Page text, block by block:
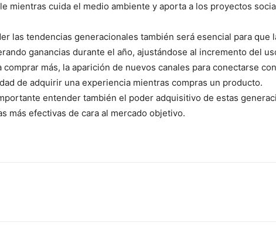
mientras cuida el medio ambiente y aporta a los proyectos
las tendencias generacionales también será esencial para que
ganancias durante el año, ajustándose al incremento del
más, la aparición de nuevos canales para conectarse
de adquirir una experiencia mientras compras un producto.
entender también el poder adquisitivo de estas
más efectivas de cara al mercado objetivo.